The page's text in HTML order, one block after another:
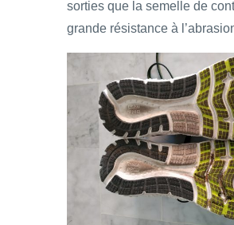
sorties que la semelle de
grande résistance à